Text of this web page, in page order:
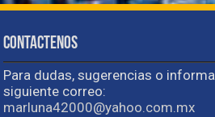
Contactenos
Para dudas, sugerencias o
siguiente correo:
marluna42000@yahoo.com.mx